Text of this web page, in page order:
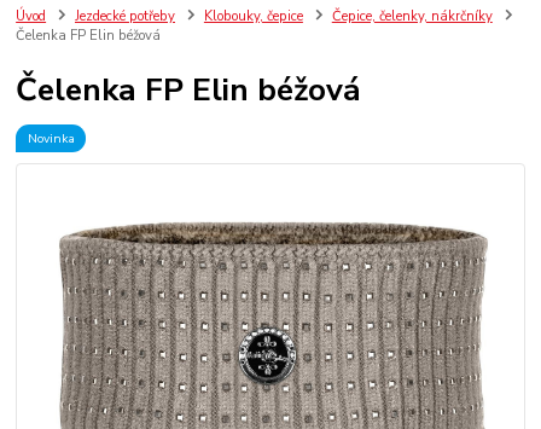
Úvod Jezdecké potřeby Klobouky, čepice
Čepice, čelenky, nákrčníky
Čelenka FP Elin béžová
Čelenka FP Elin béžová
Novinka